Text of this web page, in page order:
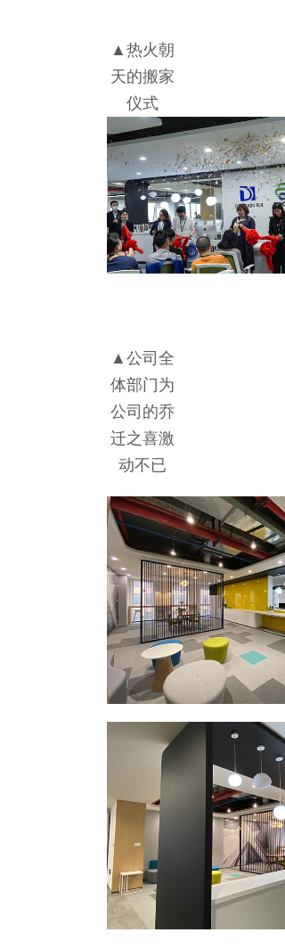
▲热火朝
天的搬家
仪式
▲公司全
体部门为
公司的乔
迁之喜激
动不已